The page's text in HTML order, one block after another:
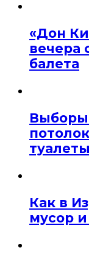
«Дон
вечера
балета
Выборы
туалеты
Как в
мусор